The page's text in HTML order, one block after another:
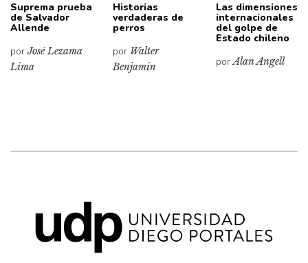
Suprema prueba
de Salvador
Allende
porJosé Lezama
Lima
Historias
verdaderas de
perros
por Walter
Benjamin
Las dimensiones
internacionales
del golpe de
Estado chileno
porAlan Angell